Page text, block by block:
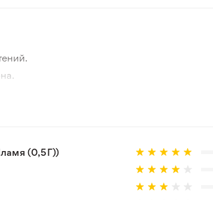
и реального растения.
(0,5Г))